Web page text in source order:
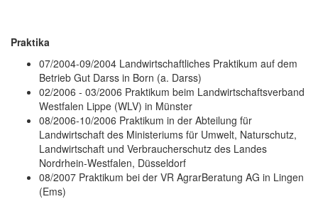
Praktika
07/2004-09/2004 Landwirtschaftliches Praktikum auf dem
Betrieb Gut Darss in Born (a. Darss)
02/2006 - 03/2006 Praktikum beim Landwirtschaftsverband
Westfalen Lippe (WLV) in Münster
08/2006-10/2006 Praktikum in der Abteilung für
Landwirtschaft des Ministeriums für Umwelt, Naturschutz,
Landwirtschaft und Verbraucherschutz des Landes
Nordrhein-Westfalen, Düsseldorf
08/2007 Praktikum bei der VR AgrarBeratung AG in Lingen
(Ems)